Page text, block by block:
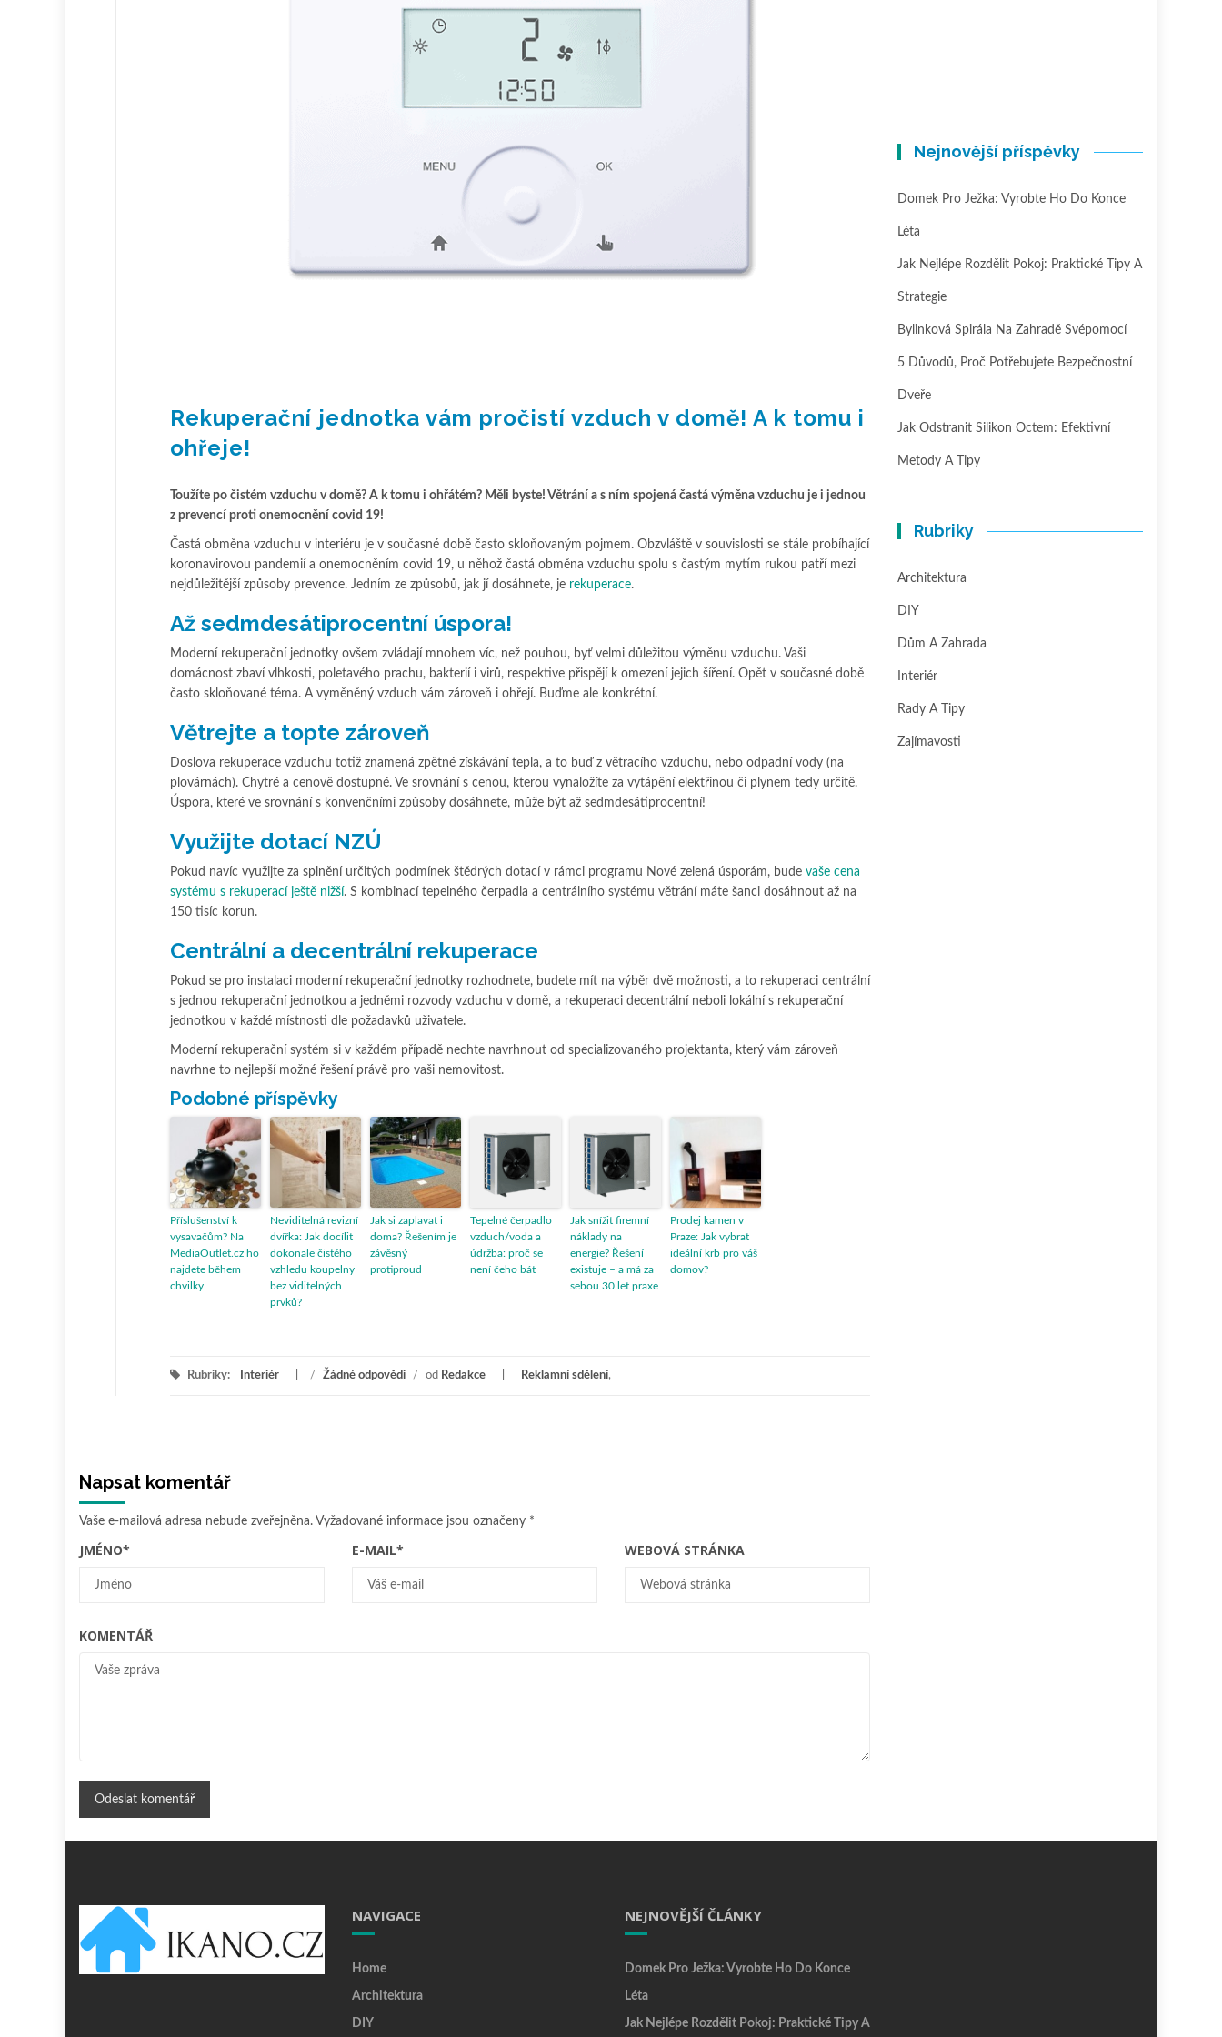
Rekuperační jednotka vám pročistí vzduch v domě! A k tomu i
ohřeje!
Toužíte po čistém vzduchu v domě? A k tomu i ohřátém? Měli byste! Větrání a s ním spojená častá výměna vzduchu je i jednou
z prevencí proti onemocnění covid 19!
Častá obměna vzduchu v interiéru je v současné době často skloňovaným pojmem. Obzvláště v souvislosti se stále probíhající
koronavirovou pandemií a onemocněním covid 19, u něhož častá obměna vzduchu spolu s častým mytím rukou patří mezi
nejdůležitější způsoby prevence. Jedním ze způsobů, jak jí dosáhnete, je rekuperace.
Až sedmdesátiprocentní úspora!
Moderní rekuperační jednotky ovšem zvládají mnohem víc, než pouhou, byť velmi důležitou výměnu vzduchu. Vaši
domácnost zbaví vlhkosti, poletavého prachu, bakterií i virů, respektive přispějí k omezení jejich šíření. Opět v současné době
často skloňované téma. A vyměněný vzduch vám zároveň i ohřejí. Buďme ale konkrétní.
Větrejte a topte zároveň
Doslova rekuperace vzduchu totiž znamená zpětné získávání tepla, a to buď z větracího vzduchu, nebo odpadní vody (na
plovárnách). Chytré a cenově dostupné. Ve srovnání s cenou, kterou vynaložíte za vytápění elektřinou či plynem tedy určitě.
Úspora, které ve srovnání s konvenčními způsoby dosáhnete, může být až sedmdesátiprocentní!
Využijte dotací NZÚ
Pokud navíc využijte za splnění určitých podmínek štědrých dotací v rámci programu Nové zelená úsporám, bude vaše cena
systému s rekuperací ještě nižší. S kombinací tepelného čerpadla a centrálního systému větrání máte šanci dosáhnout až na
150 tisíc korun.
Centrální a decentrální rekuperace
Pokud se pro instalaci moderní rekuperační jednotky rozhodnete, budete mít na výběr dvě možnosti, a to rekuperaci centrální
s jednou rekuperační jednotkou a jedněmi rozvody vzduchu v domě, a rekuperaci decentrální neboli lokální s rekuperační
jednotkou v každé místnosti dle požadavků uživatele.
Moderní rekuperační systém si v každém případě nechte navrhnout od specializovaného projektanta, který vám zároveň
navrhne to nejlepší možné řešení právě pro vaši nemovitost.
Podobné příspěvky
Příslušenství k
vysavačům? Na
MediaOutlet.cz ho
najdete během
chvilky
Neviditelná revizní
dvířka: Jak docílit
dokonale čistého
vzhledu koupelny
bez viditelných
prvků?
Jak si zaplavat i
doma? Řešením je
závěsný
protiproud
Tepelné čerpadlo
vzduch/voda a
údržba: proč se
není čeho bát
Jak snížit firemní
náklady na
energie? Řešení
existuje – a má za
sebou 30 let praxe
Prodej kamen v
Praze: Jak vybrat
ideální krb pro váš
domov?
Rubriky: Interiér / Žádné odpovědi / od Redakce Reklamní sdělení,
Napsat komentář
Vaše e-mailová adresa nebude zveřejněna. Vyžadované informace jsou označeny *
JMÉNO* E-MAIL* WEBOVÁ STRÁNKA
KOMENTÁŘ
Nejnovější příspěvky
Domek Pro Ježka: Vyrobte Ho Do Konce
Léta
Jak Nejlépe Rozdělit Pokoj: Praktické Tipy A
Strategie
Bylinková Spirála Na Zahradě Svépomocí
5 Důvodů, Proč Potřebujete Bezpečnostní
Dveře
Jak Odstranit Silikon Octem: Efektivní
Metody A Tipy
Rubriky
Architektura
DIY
Dům A Zahrada
Interiér
Rady A Tipy
Zajímavosti
NAVIGACE
Home
Architektura
DIY
NEJNOVĚJŠÍ ČLÁNKY
Domek Pro Ježka: Vyrobte Ho Do Konce
Léta
Jak Nejlépe Rozdělit Pokoj: Praktické Tipy A